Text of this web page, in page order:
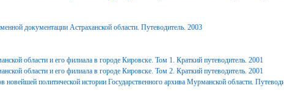
документации Астраханской области. Путеводитель. 2003
области и его филиала в городе Кировске. Том 1. Краткий путеводитель. 2001
области и его филиала в городе Кировске. Том 2. Краткий путеводитель. 2001
политической истории Государственного архива Мурманской области.